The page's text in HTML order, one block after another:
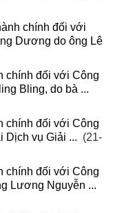
chính đối với
Dương do ông Lê
chính đối với Công
Bling, do bà ...
chính đối với Công
Dịch vụ Giải ... (21-
chính đối với Công
Lương Nguyễn ...